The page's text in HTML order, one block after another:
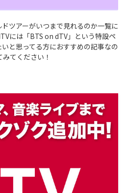
ツアーがいつまで見れるのか一覧に
には「BTS on dTV」という特設ペ
と思ってる方におすすめの記事なの
てください！